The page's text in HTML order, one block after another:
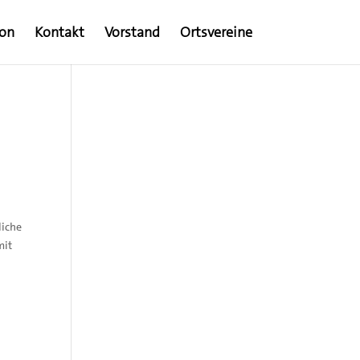
Kontakt Vorstand Ortsvereine